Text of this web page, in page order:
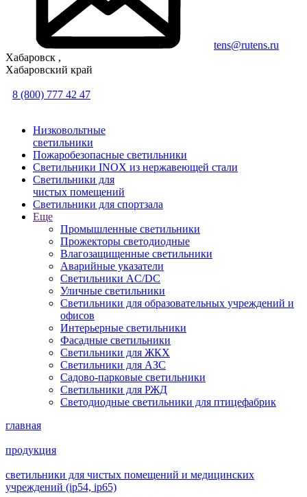
tens@rutens.ru
Хабаровск ,
Хабаровский край
8 (800) 777 42 47
Низковольтные
светильники
Пожаробезопасные светильники
Светильники INOX из нержавеющей стали
Светильники для
чистых помещений
Светильники для спортзала
Еще
Промышленные светильники
Прожекторы светодиодные
Влагозащищенные светильники
Аварийные указатели
Светильники AC/DC
Уличные светильники
Светильники для образовательных учреждений и
офисов
Интерьерные светильники
Фасадные светильники
Светильники для ЖКХ
Светильники для АЗС
Садово-парковые светильники
Светильники для РЖД
Светодиодные светильники для птицефабрик
главная
продукция
светильники для чистых помещений и медицинских
учреждений (ip54, ip65)